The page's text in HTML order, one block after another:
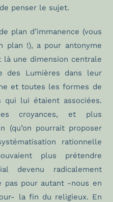
penser le sujet.
plan d’immanence (vous
plan !), a pour antonyme
là une dimension centrale
des Lumières dans leur
et toutes les formes de
qui lui étaient associées.
croyances, et plus
(qu’on pourrait proposer
rationnelle
plus prétendre
devenu radicalement
pas pour autant -nous en
la fin du religieux. En